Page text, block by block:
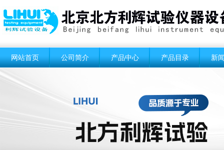
网站首页 公司简介 产品中心 产品目录 新